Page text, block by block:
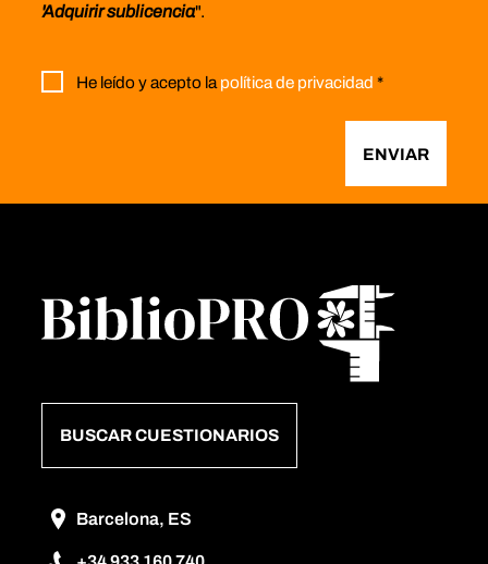
'Adquirir sublicencia".
He leído y acepto la política de privacidad *
ENVIAR
BUSCAR CUESTIONARIOS
Barcelona, ES